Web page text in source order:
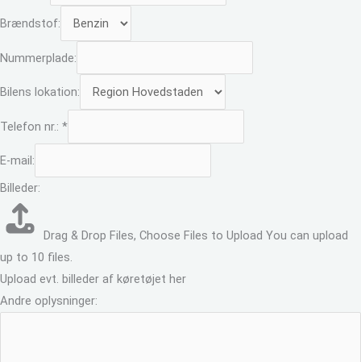
Brændstof:
Nummerplade:
Bilens lokation:
Telefon nr.: *
E-mail:
Billeder:
Drag & Drop Files, Choose Files to Upload You can upload
up to 10 files.
Upload evt. billeder af køretøjet her
Andre oplysninger: